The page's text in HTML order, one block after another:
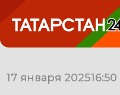
17 января 202516:50